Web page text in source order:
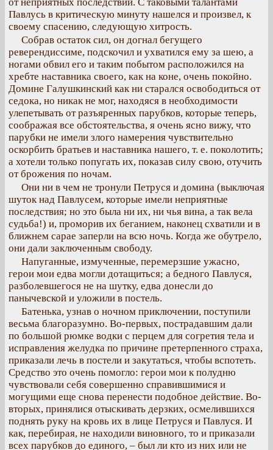
Павлусь в критическую минуту нашелся и произвел, к
своему спасению, следующую хитрость.
Собрав остаток сил, он догнал бегущего
реверендиссиме, подскочил и ухватился ему за шею, а
ногами обвил его и таким побытом расположился на
хребте наставника своего, как на коне, очень покойно.
Домине Галушкинский как ни старался освободиться от
седока, но никак не мог, находяся в необходимости
улепетывать от разъяренных парубков, которые теперь,
соображая все обстоятельства, я очень ясно вижу, что
парубки не имели злого намерения чувствительно
оскорбить братьев и наставника нашего, т. е. поколотить;
а хотели только попугать их, показав силу свою, отучить
от брожения по ночам.
Они ни в чем не тронули Петруся и домина (выключая
шуток над Павлусем, которые имели неприятные
последствия; но это была ни их, ни чья вина, а так вела
судьба!) и, проморив их беганием, наконец схватили и в
ближнем сарае заперли на всю ночь. Когда же обутрело,
они дали заключенным свободу.
Напуганные, измученные, перемерзшие ужасно,
герои мои едва могли дотащиться; а бедного Павлуся,
разболевшегося не на шутку, едва донесли до
панычевской и уложили в постель.
Батенька, узнав о ночном приключении, поступили
весьма благоразумно. Во-первых, пострадавшим дали
по большой рюмке водки с перцем для согретия тела и
исправления желудка по причине претерпенного страха,
приказали лечь в постели и закутаться, чтобы вспотеть.
Средство это очень помогло: герои мои к полудню
чувствовали себя совершенно справившимися и
могущими еще снова перенести подобное действие. Во-
вторых, принялися отыскивать дерзких, осмелившихся
поднять руку на кровь их в лице Петруся и Павлуся. И
как, перебирая, не находили виновного, то и приказали
всех парубков до единого, – был ли кто из них или не